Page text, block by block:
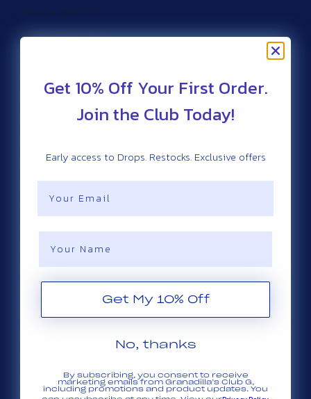
Ghana (ZAR R)
Gibraltar (ZAR R)
Guadeloupe (ZAR R)
Guernsey (ZAR R)
Haiti (ZAR R)
Iraq (ZAR R)
Get 10% Off Your First Order.
Join the Club Today!
Early access to Drops. Restocks. Exclusive offers
Get My 10% Off
No, thanks
By subscribing, you consent to receive
marketing emails from Granadilla’s Club G,
including promotions and product updates. You